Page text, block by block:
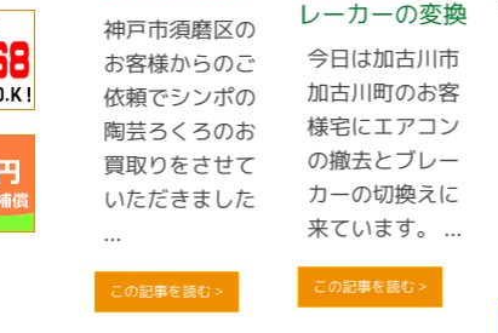
西
り
依
し
う、
...
>
神戸市須磨区の
お客様からのご
依頼でシンポの
陶芸ろくろのお
買取りをさせて
いただきました
この記事を読む >
レーカーの変換
今日は加古川市
加古川町のお客
様宅にエアコン
の撤去とブレー
カーの切換えに
来ています。 ...
この記事を読む >